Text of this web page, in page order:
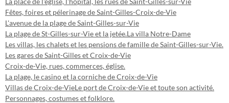
Fêtes, foires et pélerinage de Saint-Gilles-Croix-de-Vie
L'avenue de la plage de Saint-Gilles-sur-Vie
La plage de St-Gilles-sur-Vie et la jetée.La villa Notre-Dame
Les villas, les chalets et les pensions de famille de Saint-Gilles-sur-Vie.
Les gares de Saint-Gilles et Croix-de-Vie
Croix-de-Vie, rues, commerces, église.
La plage, le casino et la corniche de Croix-de-Vie
Villas de Croix-de-VieLe port de Croix-de-Vie et toute son activité.
Personnages, costumes et folklore.